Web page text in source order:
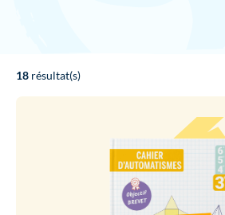
18 résultat(s)